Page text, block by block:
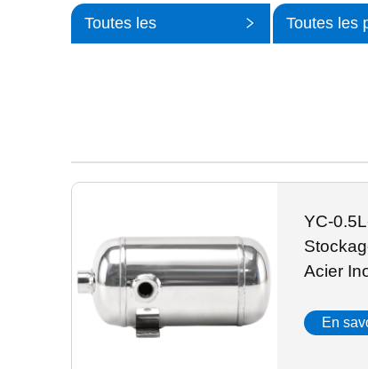
Toutes les Toutes les
YC-
Acier
En